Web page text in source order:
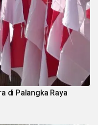
di Palangka Raya